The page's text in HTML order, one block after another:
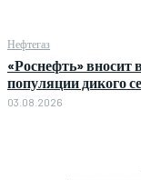
Нефтегаз
«Роснефть» вносит
популяции дикого
03.08.2026